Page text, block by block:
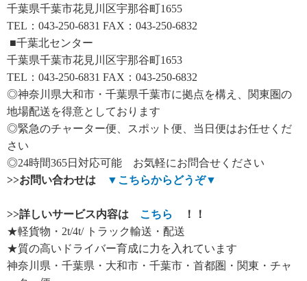
千葉県千葉市花見川区宇那谷町1655
TEL：043-250-6831 FAX：043-250-6832
■千葉北センター
千葉県千葉市花見川区宇那谷町1653
TEL：043-250-6831 FAX：043-250-6832
◎神奈川県大和市・千葉県千葉市に拠点を構え、関東圏の
地場配送を得意としております
◎緊急のチャーター便、スポット便、当日便はお任せくだ
さい
◎24時間365日対応可能 お気軽にお問合せください
>>お問い合わせは ▼ こちらからどうぞ▼
>>詳しいサービス内容は こちら
！！
★軽貨物・2t/4t/ トラック輸送・配送
★質の高いドライバー育成に力を入れています
神奈川県・千葉県・大和市・千葉市・首都圏・関東・チャ